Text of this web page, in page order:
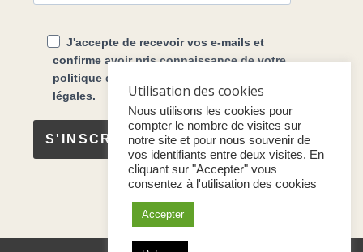
J'accepte de recevoir vos e-mails et
confirme avoir pris connaissance de votre
politique de confidentialité et mentions
légales.
S'INSCRIRE
Utilisation des cookies
Nous utilisons les cookies pour
compter le nombre de visites sur
notre site et pour nous souvenir de
vos identifiants entre deux visites. En
cliquant sur "Accepter" vous
consentez à l'utilisation des cookies
Accepter